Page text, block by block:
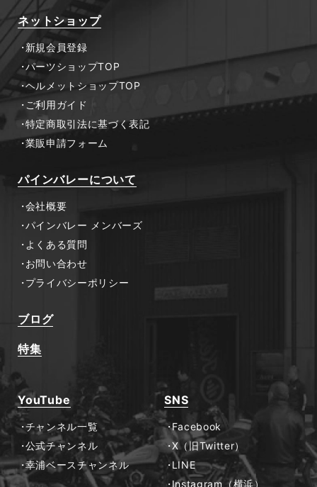
ネットショップ
新規会員登録
パーツショップTOP
ヘルメットショップTOP
ご利用ガイド
特定商取引法に基づく表記
業販申請フォーム
パインバレーについて
会社概要
パインバレー メンバーズ
よくある質問
お問い合わせ
プライバシーポリシー
ブログ
特集
YouTube
チャンネル一覧
公式チャンネル
幸浦ベースチャンネル
SNS
Facebook
X（旧Twitter）
LINE
Instagram（横浜）